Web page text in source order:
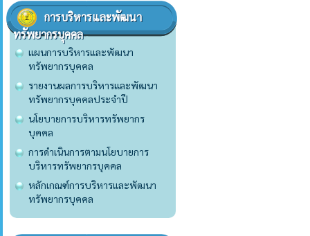
การบริหารและพัฒนา
ทรัพยากรบุคคล
แผนการบริหารและพัฒนา
ทรัพยากรบุคคล
รายงานผลการบริหารและพัฒนา
ทรัพยากรบุคคลประจำปี
นโยบายการบริหารทรัพยากร
บุคคล
การดำเนินการตามนโยบายการ
บริหารทรัพยากรบุคคล
หลักเกณฑ์การบริหารและพัฒนา
ทรัพยากรบุคคล